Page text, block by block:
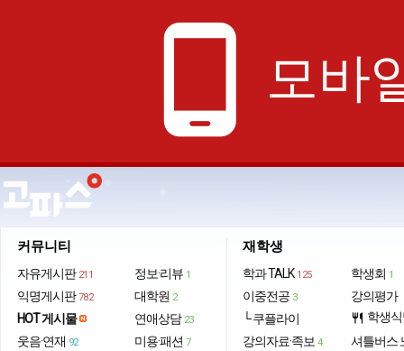
phone_android 모바
커뮤니티
자유게시판 211
익명게시판 782
HOT 게시물
웃음·연재 92
정보·리뷰 1
대학원 2
연애상담 23
미용·패션 7
재학생
학과 TALK 125
이중전공 3
└ 쿠플라이
강의자료·족보 4
학생회 1
강의평가
restaurant 학생
셔틀버스